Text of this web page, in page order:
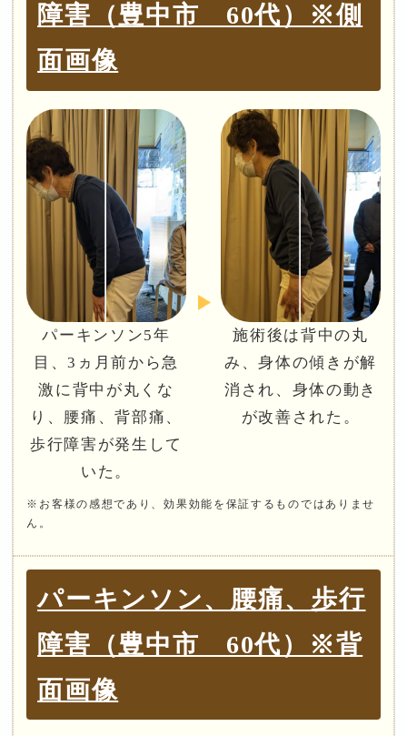
障害（豊中市 60代）※側
面画像
パーキンソン5年
目、3ヵ月前から急
激に背中が丸くな
り、腰痛、背部痛、
歩行障害が発生して
いた。
施術後は背中の丸
み、身体の傾きが解
消され、身体の動き
が改善された。
※お客様の感想であり、効果効能を保証するものではありませ
ん。
パーキンソン、腰痛、歩行
障害（豊中市 60代）※背
面画像